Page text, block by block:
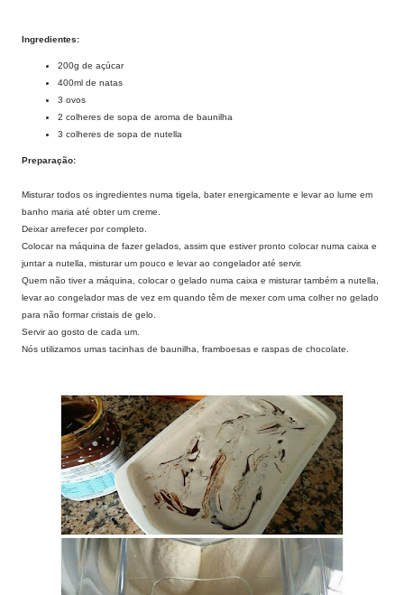
Ingredientes:
200g de açúcar
400ml de natas
3 ovos
2 colheres de sopa de aroma de baunilha
3 colheres de sopa de nutella
Preparação:
Misturar todos os ingredientes numa tigela, bater energicamente e levar ao lume em
banho maria até obter um creme.
Deixar arrefecer por completo.
Colocar na máquina de fazer gelados, assim que estiver pronto colocar numa caixa e
juntar a nutella, misturar um pouco e levar ao congelador até servir.
Quem não tiver a máquina, colocar o gelado numa caixa e misturar também a nutella,
levar ao congelador mas de vez em quando têm de mexer com uma colher no gelado
para não formar cristais de gelo.
Servir ao gosto de cada um.
Nós utilizamos umas tacinhas de baunilha, framboesas e raspas de chocolate.